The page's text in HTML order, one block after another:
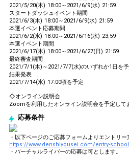
2021/5/20(木) 18:00～2021/6/9(水) 21:59
スタートダッシュイベント期間
2021/6/3(木) 18:00～2021/6/9(水) 21:59
本選イベント応募期間
2021/6/2(水) 18:00～2021/6/16(水) 23:59
本選イベント期間
2021/6/17(木) 18:00～2021/6/27(日) 21:59
最終審査期間
2021/7/1(木)～2021/7/7(水)のいずれか1日を
結果発表
2021/7/14(水) 17:00頃を予定
◇オンライン説明会
Zoomを利用したオンライン説明会を予定して
応募条件
・以下ページのご応募フォームよりエントリー
https://www.denshiyousei.com/entry-
・バーチャルライバーの応募は可とします。